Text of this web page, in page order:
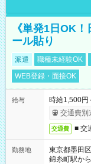
《単発1日OK
ール貼り
派遣 職種未経験OK
WEB登録・面接OK
給与
時給1,500円
交通費別
交通費 ■ 交
勤務地
東京都墨田区
錦糸町駅か